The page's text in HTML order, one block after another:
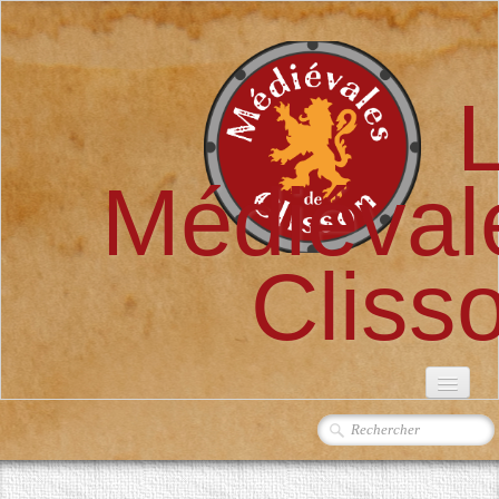
L'ASSOCIATION▼